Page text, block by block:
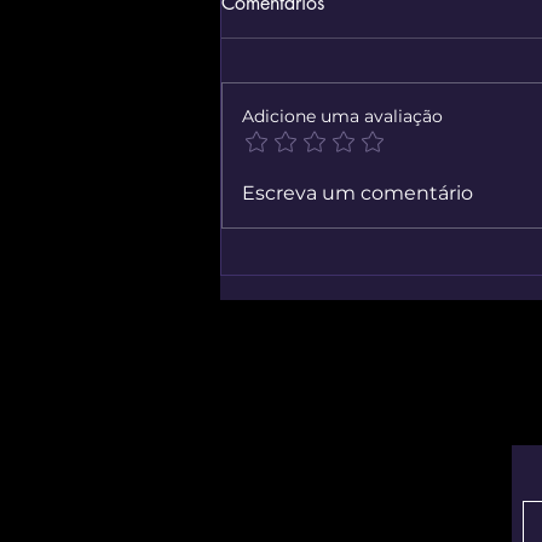
Simulador Virtual De Reparo
Adicione uma avaliação
Escreva um comentário